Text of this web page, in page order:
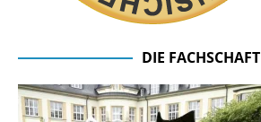
DIE FACHSCHAFT